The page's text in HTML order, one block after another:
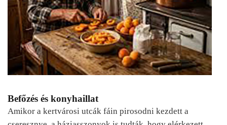
Befőzés és konyhaillat
Amikor a kertvárosi utcák fáin pirosodni kezdett a